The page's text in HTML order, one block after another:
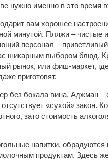
нужно именно в это время
вам хорошее
минутой. Пляжи – чистые
персонал –
шикарным выбором блюд.
рынок, или фиш-маркет,
приготовят.
без бокала вина, Аджман
«сухой» закон.
зато стоимость
напитки,
продуктам. Здесь